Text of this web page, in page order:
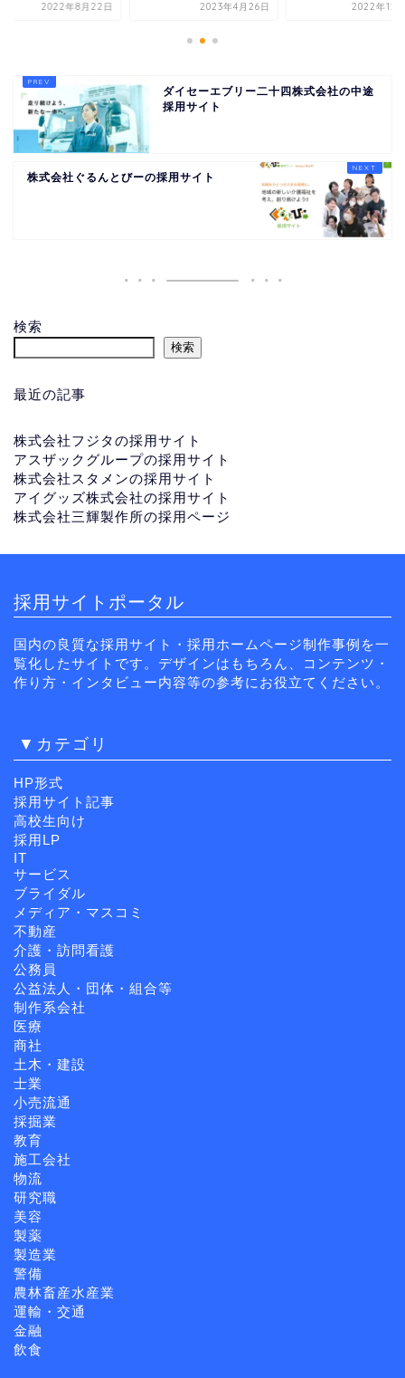
2022年8月22日 2023年4月26日 2022年12
ダイセーエブリー二十四株式会社の中途
採用サイト
株式会社ぐるんとびーの採用サイト
検索
検索
最近の記事
株式会社フジタの採用サイト
アスザックグループの採用サイト
株式会社スタメンの採用サイト
アイグッズ株式会社の採用サイト
株式会社三輝製作所の採用ページ
採用サイトポータル
国内の良質な採用サイト・採用ホームページ制作事例を一
覧化したサイトです。デザインはもちろん、コンテンツ・
作り方・インタビュー内容等の参考にお役立てください。
▼カテゴリ
HP形式
採用サイト記事
高校生向け
採用LP
IT
サービス
ブライダル
メディア・マスコミ
不動産
介護・訪問看護
公務員
公益法人・団体・組合等
制作系会社
医療
商社
土木・建設
士業
小売流通
採掘業
教育
施工会社
物流
研究職
美容
製薬
製造業
警備
農林畜産水産業
運輸・交通
金融
飲食